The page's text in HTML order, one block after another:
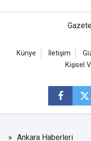
Künye İletişim
Kişisel
Ankara Haberleri